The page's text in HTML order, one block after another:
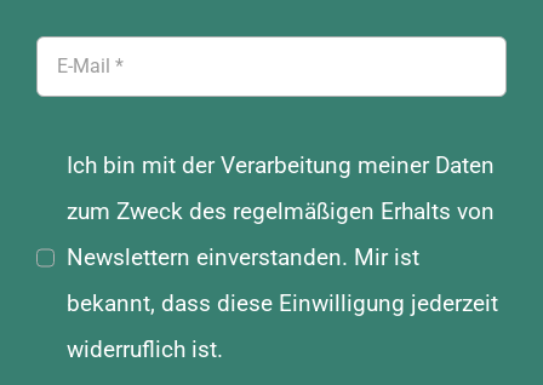
Ich bin mit der Verarbeitung meiner Daten
zum Zweck des regelmäßigen Erhalts von
Newslettern einverstanden. Mir ist
bekannt, dass diese Einwilligung jederzeit
widerruflich ist.